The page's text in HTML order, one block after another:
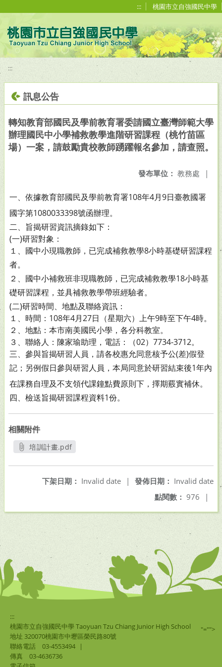
::: 桃園市立自強國民中學
:::
訊息公告
轉知教育部國民及學前教育署委請國立臺灣師範大學
辦理國民中小學補救教學進階研習課程（桃竹苗區
場）一案，請鼓勵貴校教師踴躍報名參加，請查照。
發布單位： 教務處 |
一、依據教育部國民及學前教育署108年4月9日臺教國署
國字第1080033398號函辦理。
二、旨揭研習資訊摘錄如下：
(一)研習對象：
１、國中小現職教師，已完成補救教學8小時基礎研習課程
者。
２、國中小補救班非現職教師，已完成補救教學18小時基
礎研習課程，並具補救教學帶班經驗者。
(二)研習時間、地點及聯絡資訊：
１、時間：108年4月27日（星期六）上午9時至下午4時。
２、地點：本市南美國民小學，各分科教室。
３、聯絡人：陳家瑜助理，電話：（02）7734-3712。
三、參與旨揭研習人員，請各校惠允同意核予公(差)假登
記； 另例假日參與研習人員，本局同意於研習結束後1年內
在課務自理及不支領代課鐘點費原則下，擇期覈實補休。
四、檢送旨揭研習課程資料1份。
相關附件
培訓計畫.pdf
發佈日期： Invalid date
下架日期： Invalid date
|
點閱數： 976 |
:::
桃園市立自強國民中學 Taoyuan Tzu Chiang Junior High School
地址 320070桃園市中壢區榮民路80號
聯絡電話
03-4553494
|
傳真
03-4636736
"="">